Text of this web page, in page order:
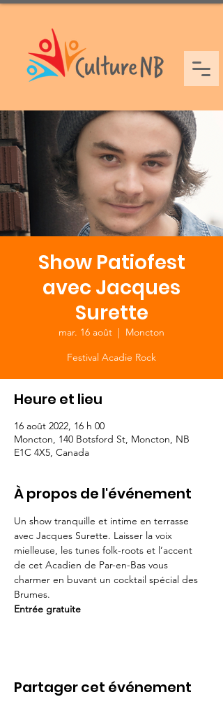
Show Patiofest
avec Jacques
Surette
mar. 16 août
  |
Moncton
Festival Acadie Rock
Heure et lieu
16 août 2022, 16 h 00
Moncton, 140 Botsford St, Moncton, NB
E1C 4X5, Canada
À propos de l'événement
Un show tranquille et intime en terrasse
avec Jacques Surette. Laisser la voix
mielleuse, les tunes folk-roots et l’accent
de cet Acadien de Par-en-Bas vous
charmer en buvant un cocktail spécial des
Brumes.
Entrée gratuite
Partager cet événement